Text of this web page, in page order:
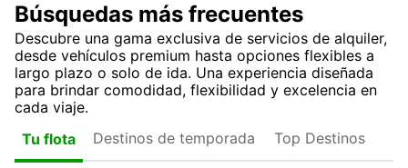
Búsquedas más frecuentes
Descubre una gama exclusiva de servicios de alquiler,
desde vehículos premium hasta opciones flexibles a
largo plazo o solo de ida. Una experiencia diseñada
para brindar comodidad, flexibilidad y excelencia en
cada viaje.
Tu flota
Destinos de temporada Top Destinos